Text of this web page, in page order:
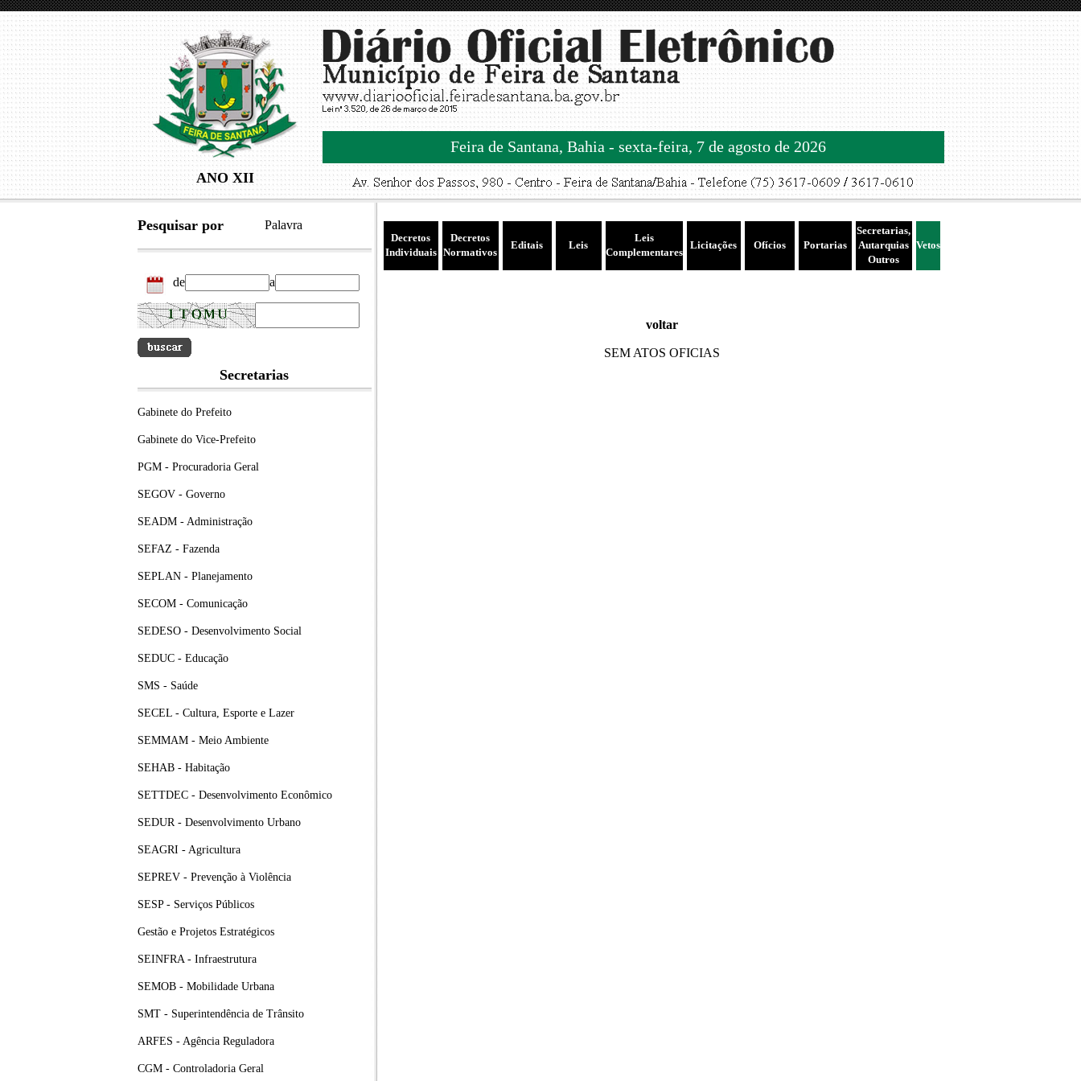
ANO XII
Feira de Santana, Bahia - sexta-feira, 7 de agosto de 2026
Pesquisar por Palavra
de a
Secretarias
Gabinete do Prefeito
Gabinete do Vice-Prefeito
PGM - Procuradoria Geral
SEGOV - Governo
SEADM - Administração
SEFAZ - Fazenda
SEPLAN - Planejamento
SECOM - Comunicação
SEDESO - Desenvolvimento Social
SEDUC - Educação
SMS - Saúde
SECEL - Cultura, Esporte e Lazer
SEMMAM - Meio Ambiente
SEHAB - Habitação
SETTDEC - Desenvolvimento Econômico
SEDUR - Desenvolvimento Urbano
SEAGRI - Agricultura
SEPREV - Prevenção à Violência
SESP - Serviços Públicos
Gestão e Projetos Estratégicos
SEINFRA - Infraestrutura
SEMOB - Mobilidade Urbana
SMT - Superintendência de Trânsito
ARFES - Agência Reguladora
CGM - Controladoria Geral
Decretos
Individuais
Decretos
Normativos
Editais Leis
Leis
Complementares
Licitações Ofícios Portarias
Secretarias,
Autarquias
Outros
Vetos
voltar
SEM ATOS OFICIAS